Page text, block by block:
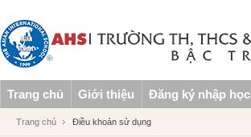
Trang chủ Giới thiệu Đăng ký nhập học
Trang chủ Điều khoản sử dụng